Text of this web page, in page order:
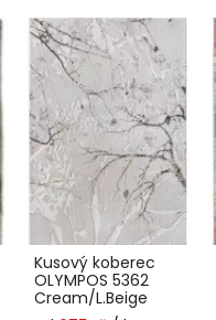
Kusový koberec
OLYMPOS 5362
Cream/L.Beige